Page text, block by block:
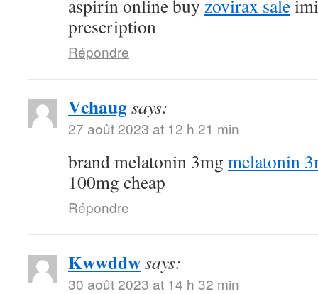
aspirin online buy zovirax sale
prescription
Répondre
Vchaugsays:
27 août 2023 at 12 h 21 min
brand melatonin 3mg melatonin
100mg cheap
Répondre
Kwwddwsays:
30 août 2023 at 14 h 32 min